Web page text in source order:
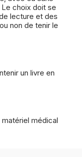
choix doit se
lecture et des
non de tenir le
un livre en
médical